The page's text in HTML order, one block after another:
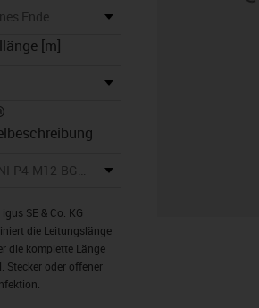
Ende
[m]
CF.INI-P4-M12-BGL2-3
info
igus SE & Co. KG
die Leitungslänge
die komplette Länge
Stecker oder offener